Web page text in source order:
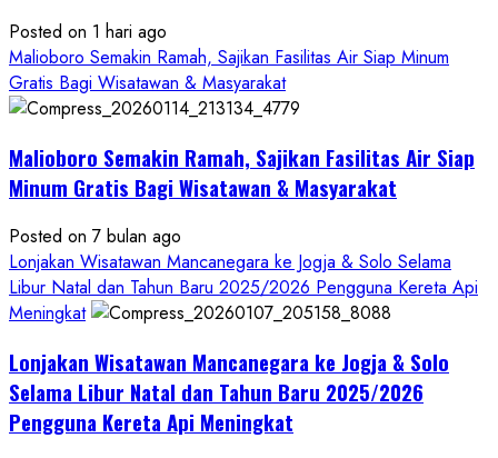
Warnai
Kirab
Budaya
Sadranan
Jobeh
yang
Resmi
Sandang
Status
Kalurahan
Budaya
Posted on 1 hari ago
Malioboro Semakin Ramah, Sajikan Fasilitas Air Siap Minum
Gratis Bagi Wisatawan & Masyarakat
Malioboro Semakin Ramah, Sajikan Fasilitas Air Siap
Minum Gratis Bagi Wisatawan & Masyarakat
Posted on 7 bulan ago
Lonjakan Wisatawan Mancanegara ke Jogja & Solo Selama
Libur Natal dan Tahun Baru 2025/2026 Pengguna Kereta Api
Meningkat
Lonjakan Wisatawan Mancanegara ke Jogja & Solo
Selama Libur Natal dan Tahun Baru 2025/2026
Pengguna Kereta Api Meningkat